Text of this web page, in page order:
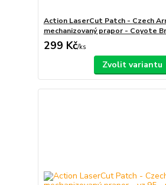
Action LaserCut Patch - Czech
mechanizovaný prapor - Coyote
299 Kč/ks
Zvolit variantu